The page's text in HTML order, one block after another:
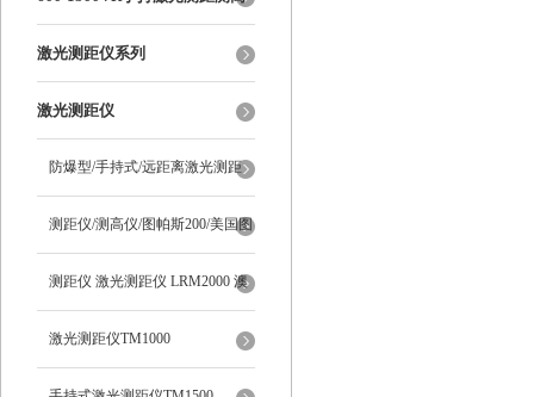
测角多功能
激光测距仪系列
激光测距仪
防爆型/手持式/远距离激光测距
仪/TM1000 澳洲新仪器
测距仪/测高仪/图帕斯200/美国图
帕斯/Trupulse200/望远镜测距
测距仪 激光测距仪 LRM2000 澳
洲新仪器
激光测距仪TM1000